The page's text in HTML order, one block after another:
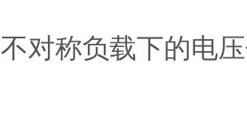
对称负载下的电